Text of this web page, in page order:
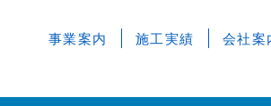
事業案内 施工実績 会社案